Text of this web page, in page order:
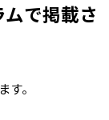
で掲載さ
。